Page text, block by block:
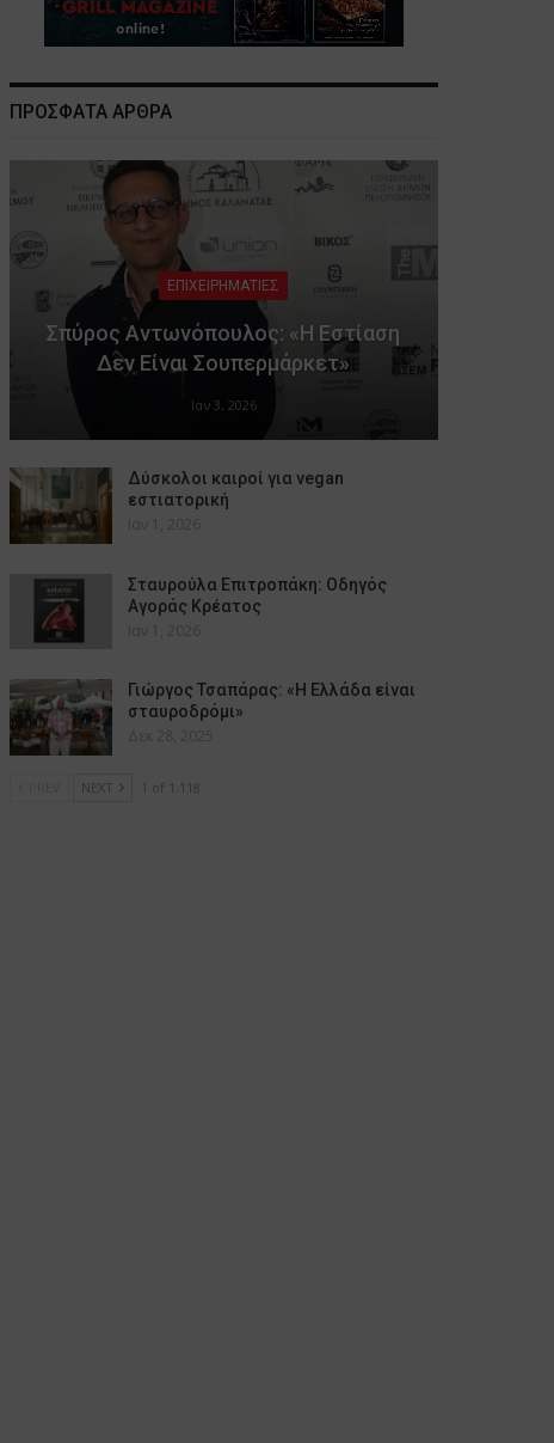
ΠΡΟΣΦΑΤΑ ΑΡΘΡΑ
ΕΠΙΧΕΙΡΗΜΑΤΙΕΣ
Σπύρος Αντωνόπουλος: «Η Εστίαση
Δεν Είναι Σουπερμάρκετ»
Ιαν 3, 2026
Δύσκολοι καιροί για vegan
εστιατορική
Ιαν 1, 2026
Σταυρούλα Επιτροπάκη: Οδηγός
Αγοράς Κρέατος
Ιαν 1, 2026
Γιώργος Τσαπάρας: «Η Ελλάδα είναι
σταυροδρόμι»
Δεκ 28, 2025
NEXT 1 of 1.118